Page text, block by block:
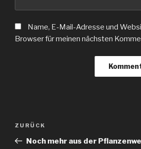
Name, E-Mail-Adresse und
Browser für meinen nächsten
Beitragsnavigation
Vorheriger
Beitrag
ZURÜCK
Noch mehr aus der